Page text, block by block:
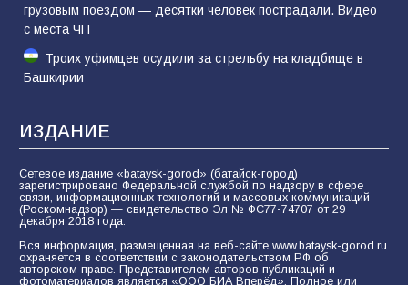
грузовым поездом — десятки человек пострадали. Видео
с места ЧП
Троих уфимцев осудили за стрельбу на кладбище в
Башкирии
ИЗДАНИЕ
Сетевое издание «bataysk-gorod» (батайск-город)
зарегистрировано Федеральной службой по надзору в сфере
связи, информационных технологий и массовых коммуникаций
(Роскомнадзор) — свидетельство Эл № ФС77-74707 от 29
декабря 2018 года.
Вся информация, размещенная на веб-сайте www.bataysk-gorod.ru
охраняется в соответствии с законодательством РФ об
авторском праве. Представителем авторов публикаций и
фотоматериалов является «ООО БИА Вперёд». Полное или